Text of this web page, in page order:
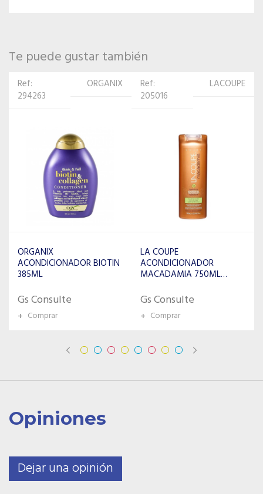
Te puede gustar también
Ref:
205016
LACOUPE
LA COUPE
ACONDICIONADOR
MACADAMIA 750ML
Gs Consulte
+ Comprar
Ref: 48699 LOREAL
ACONDICIONADOR
ABSOLUT REPAIR 150ML
+ Comprar
Opiniones
Dejar una opinión